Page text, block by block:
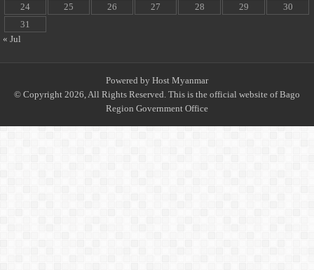
24
25 26 27 28 29
30
31
« Jul
Powered by Host Myanmar
© Copyright 2026, All Rights Reserved. This is the official website of Bago
Region Government Office